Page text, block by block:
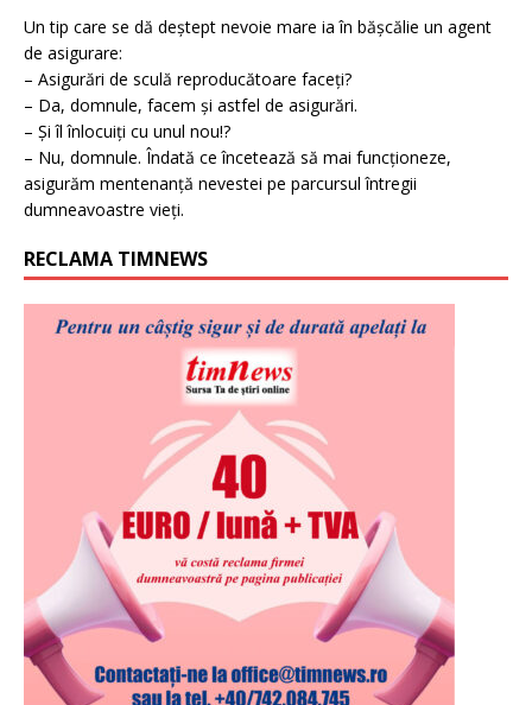
Un tip care se dă deștept nevoie mare ia în bășcălie un agent
de asigurare:
– Asigurări de sculă reproducătoare faceți?
– Da, domnule, facem și astfel de asigurări.
– Și îl înlocuiți cu unul nou!?
– Nu, domnule. Îndată ce încetează să mai funcționeze,
asigurăm mentenanță nevestei pe parcursul întregii
dumneavoastre vieți.
RECLAMA TIMNEWS